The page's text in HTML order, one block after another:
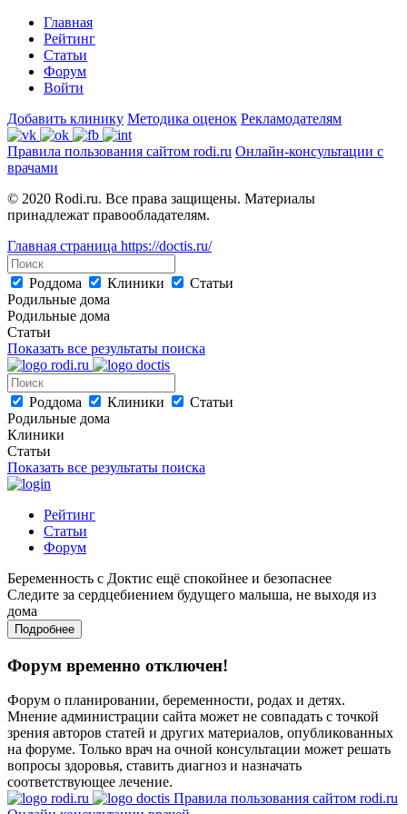
Главная
Рейтинг
Статьи
Форум
Войти
Добавить клинику Методика оценок Рекламодателям
Правила пользования сайтом rodi.ru Онлайн-консультации с
врачами
© 2020 Rodi.ru. Все права защищены. Материалы
принадлежат правообладателям.
Главная страница https://doctis.ru/
Роддома Клиники
Статьи
Родильные дома
Родильные дома
Статьи
Показать все результаты поиска
Роддома Клиники
Статьи
Родильные дома
Клиники
Статьи
Показать все результаты поиска
Рейтинг
Статьи
Форум
Беременность с Доктис ещё спокойнее и безопаснее
Следите за сердцебиением будущего малыша, не выходя из
дома
Подробнее
Форум временно отключен!
Форум о планировании, беременности, родах и детях.
Мнение администрации сайта может не совпадать с точкой
зрения авторов статей и других материалов, опубликованных
на форуме. Только врач на очной консультации может решать
вопросы здоровья, ставить диагноз и назначать
соответствующее лечение.
Правила пользования сайтом rodi.ru